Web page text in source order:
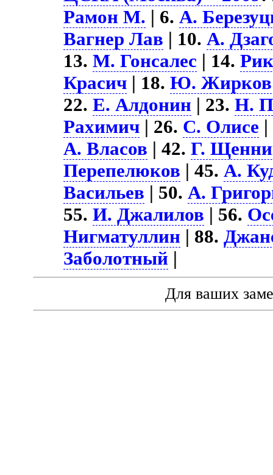
Рамон М. | 6.А.
Вагнер Лав | 10.А.
13.М. Гонсалес | 14.
Красич | 18.Ю. Жирков
22.Е. Алдонин | 23.Н.
Рахимич | 26. С. Олисе
А. Власов | 42.Г.
Перепелюков | 45.А.
Васильев | 50.А.
55.И. Джалилов | 56.
Нигматуллин | 88.
Заболотный |
Для ваших